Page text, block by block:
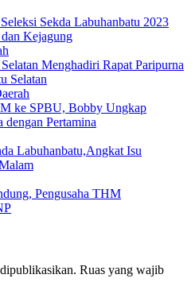
Sekda Labuhanbatu 2023
Kejagung
Menghadiri Rapat Paripurna
Selatan
ke SPBU, Bobby Ungkap
dengan Pertamina
Labuhanbatu,Angkat Isu
Pengusaha THM
Ruas yang wajib